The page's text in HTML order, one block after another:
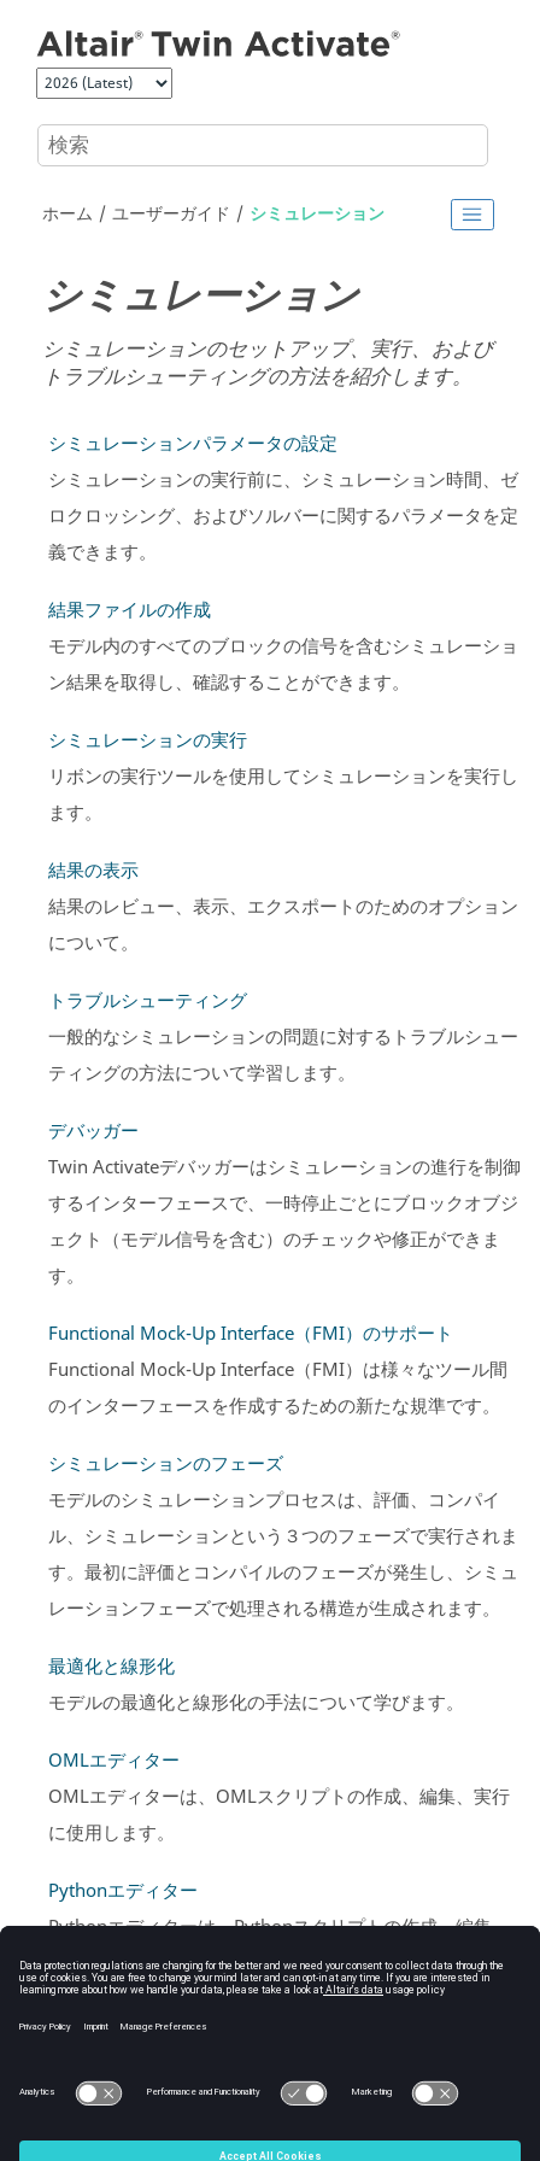
ホーム ユーザーガイド シミュレーション
シミュレーション
シミュレーションのセットアップ、実行、および
トラブルシューティングの方法を紹介します。
シミュレーションパラメータの設定
シミュレーションの実行前に、シミュレーション時間、ゼ
ロクロッシング、およびソルバーに関するパラメータを定
義できます。
結果ファイルの作成
モデル内のすべてのブロックの信号を含むシミュレーショ
ン結果を取得し、確認することができます。
シミュレーションの実行
リボンの実行ツールを使用してシミュレーションを実行し
ます。
結果の表示
結果のレビュー、表示、エクスポートのためのオプション
について。
トラブルシューティング
一般的なシミュレーションの問題に対するトラブルシュー
ティングの方法について学習します。
デバッガー
Twin Activateデバッガーはシミュレーションの進行を制御
するインターフェースで、一時停止ごとにブロックオブジ
ェクト（モデル信号を含む）のチェックや修正ができま
す。
Functional Mock-Up Interface（FMI）のサポート
Functional Mock-Up Interface （FMI）は様々なツール間
のインターフェースを作成するための新たな規準です。
シミュレーションのフェーズ
モデルのシミュレーションプロセスは、評価、コンパイ
ル、シミュレーションという３つのフェーズで実行されま
す。最初に評価とコンパイルのフェーズが発生し、シミュ
レーションフェーズで処理される構造が生成されます。
最適化と線形化
モデルの最適化と線形化の手法について学びます。
OMLエディター
OMLエディターは、OMLスクリプトの作成、編集、実行
に使用します。
Pythonエディター
Pythonエディターは、Pythonスクリプトの作成、編集、
実行に使用します。
Spiceネットリスト
ンポーネントのspiceネットリストを作成できます。